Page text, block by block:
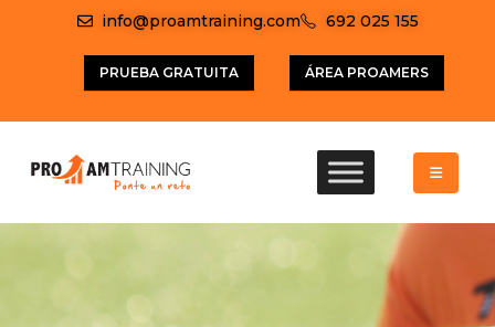
info@proamtraining.com 692 025 155
PRUEBA GRATUITA ÁREA PROAMERS